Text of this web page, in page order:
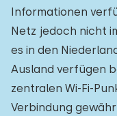
Informationen
Netz jedoch nicht
es in den
Ausland verfügen
zentralen Wi-Fi-
Verbindung